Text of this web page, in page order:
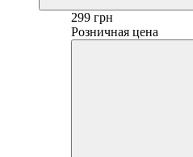
299 грн
Розничная цена